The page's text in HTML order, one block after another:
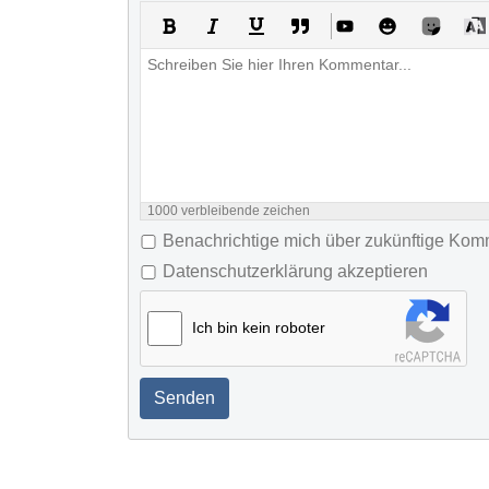
1000 verbleibende zeichen
Benachrichtige mich über zukünftige
Datenschutzerklärung akzeptieren
Ich bin kein roboter
Senden